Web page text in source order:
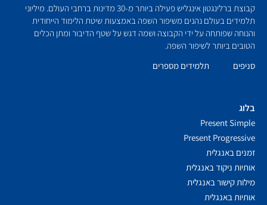
קבוצת ברלינגטון אינגליש פעילה ביותר מ-30 מדינות ברחבי העולם. מיליוני
תלמידים בעולם נהנים משיפור השפה באמצעות שיטת הלימוד הייחודית
והנוחה שפותחה על ידי הקבוצה ושמה דגש על שטף הדיבור ומתן הכלים
הטובים ביותר לשיפור השפה.
סניפים
תלמידים מספרים
בלוג
Present Simple
Present Progressive
זמנים באנגלית
אותיות ניקוד באנגלית
מילות קישור באנגלית
אותיות באנגלית